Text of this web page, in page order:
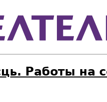
Работы на